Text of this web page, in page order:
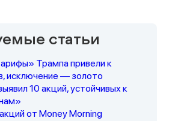
статьи
Трампа привели к
исключение — золото
10 акций, устойчивых к
от Money Morning
за заявку